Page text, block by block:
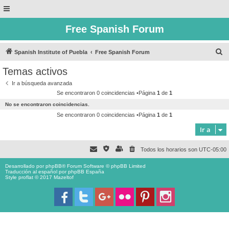
Free Spanish Forum
Spanish Institute of Puebla Free Spanish Forum
Temas activos
Ir a búsqueda avanzada
Se encontraron 0 coincidencias •Página 1 de 1
No se encontraron coincidencias.
Se encontraron 0 coincidencias •Página 1 de 1
Ir a
Todos los horarios son UTC-05:00
Desarrollado porphpBB® Forum Software © phpBB Limited
Traducción al español porphpBB España
Style proflat © 2017 Mazeltof